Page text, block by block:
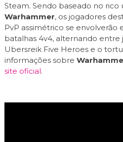
Steam. Sendo baseado no rico
Warhammer, os jogadores
PvP assimétrico se
batalhas 4v4, alternando entre
Ubersreik Five Heroes e o
informações sobre
site oficial.